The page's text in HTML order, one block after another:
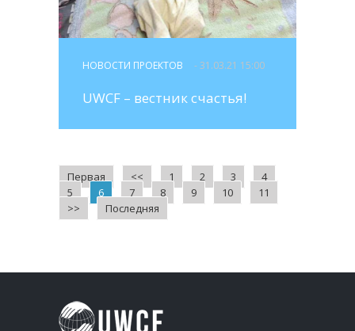
НОВОСТИ ПРОЕКТОВ - 31.03.21 15:00
UWCF – вестник счастья!
Первая << 1 2 3
4
5
6 7 8 9 10
11
>>
Последняя